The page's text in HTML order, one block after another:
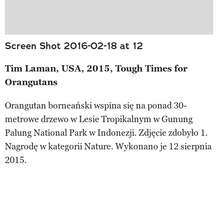
Screen Shot 2016-02-18 at 12
Tim Laman, USA, 2015, Tough Times for
Orangutans
Orangutan borneański wspina się na ponad 30-
metrowe drzewo w Lesie Tropikalnym w Gunung
Palung National Park w Indonezji. Zdjęcie zdobyło 1.
Nagrodę w kategorii Nature. Wykonano je 12 sierpnia
2015.